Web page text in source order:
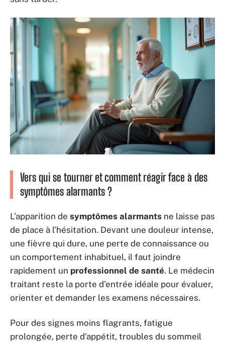
Vers qui se tourner et comment réagir face à des
symptômes alarmants ?
L’apparition de symptômes alarmants ne laisse pas
de place à l’hésitation. Devant une douleur intense,
une fièvre qui dure, une perte de connaissance ou
un comportement inhabituel, il faut joindre
rapidement un professionnel de santé. Le médecin
traitant reste la porte d’entrée idéale pour évaluer,
orienter et demander les examens nécessaires.
Pour des signes moins flagrants, fatigue
prolongée, perte d’appétit, troubles du sommeil